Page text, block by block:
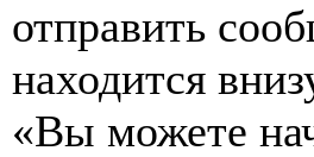
отправить
находится
«Вы можете